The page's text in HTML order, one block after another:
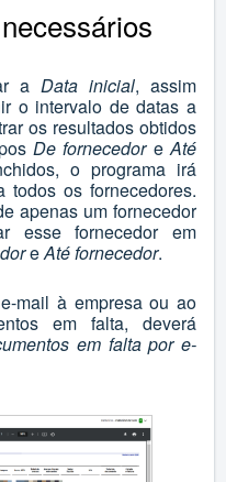
a Data inicial, assim
o intervalo de datas a
os resultados obtidos
De fornecedore Até
o programa irá
todos os fornecedores.
apenas um fornecedor
esse fornecedor em
eAté fornecedor.
mail à empresa ou ao
em falta, deverá
em falta por e-